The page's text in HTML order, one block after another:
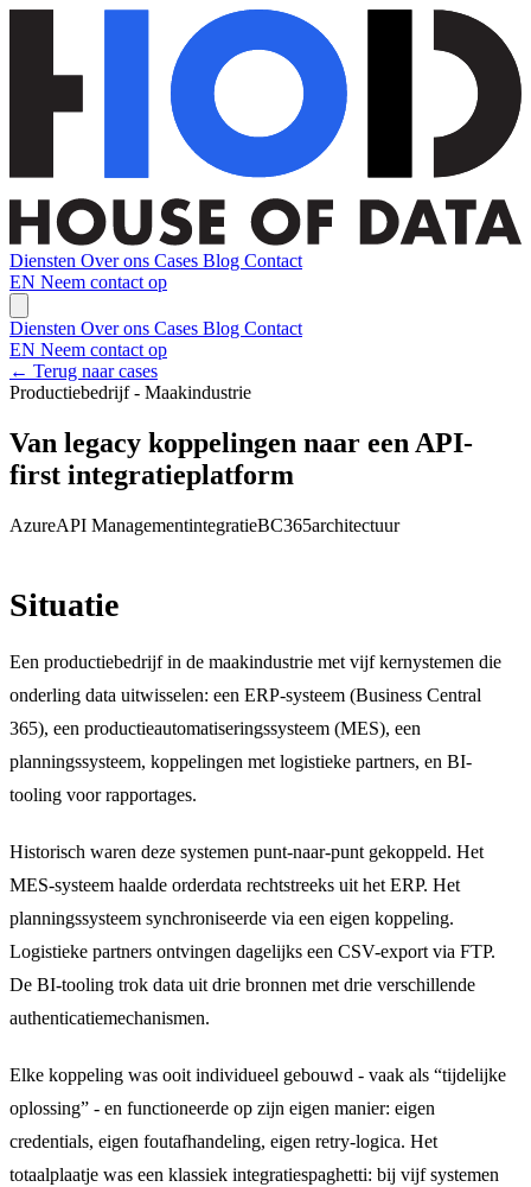
Diensten Over ons Cases Blog Contact
EN Neem contact op
Diensten Over ons Cases Blog Contact
EN Neem contact op
← Terug naar cases
Productiebedrijf - Maakindustrie
Van legacy koppelingen naar een API-
first integratieplatform
AzureAPI ManagementintegratieBC365architectuur
Situatie
Een productiebedrijf in de maakindustrie met vijf kernystemen die
onderling data uitwisselen: een ERP-systeem (Business Central
365), een productieautomatiseringssysteem (MES), een
planningssysteem, koppelingen met logistieke partners, en BI-
tooling voor rapportages.
Historisch waren deze systemen punt-naar-punt gekoppeld. Het
MES-systeem haalde orderdata rechtstreeks uit het ERP. Het
planningssysteem synchroniseerde via een eigen koppeling.
Logistieke partners ontvingen dagelijks een CSV-export via FTP.
De BI-tooling trok data uit drie bronnen met drie verschillende
authenticatiemechanismen.
Elke koppeling was ooit individueel gebouwd - vaak als “tijdelijke
oplossing” - en functioneerde op zijn eigen manier: eigen
credentials, eigen foutafhandeling, eigen retry-logica. Het
totaalplaatje was een klassiek integratiespaghetti: bij vijf systemen